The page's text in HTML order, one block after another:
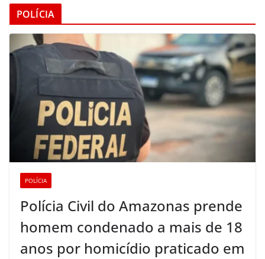
POLÍCIA
POLÍCIA
Polícia Civil do Amazonas prende
homem condenado a mais de 18
anos por homicídio praticado em